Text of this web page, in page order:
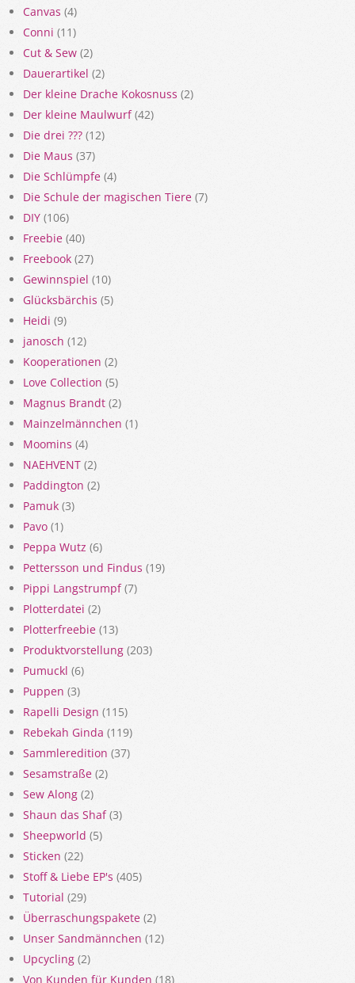
Canvas (4)
Conni (11)
Cut & Sew (2)
Dauerartikel (2)
Der kleine Drache Kokosnuss (2)
Der kleine Maulwurf(42)
Die drei ??? (12)
Die Maus (37)
Die Schlümpfe (4)
Die Schule der magischen Tiere (7)
DIY (106)
Freebie (40)
Freebook (27)
Gewinnspiel (10)
Glücksbärchis (5)
Heidi (9)
janosch (12)
Kooperationen (2)
Love Collection (5)
Magnus Brandt (2)
Mainzelmännchen (1)
Moomins (4)
NAEHVENT (2)
Paddington (2)
Pamuk (3)
Pavo (1)
Peppa Wutz (6)
Pettersson und Findus (19)
Pippi Langstrumpf(7)
Plotterdatei (2)
Plotterfreebie (13)
Produktvorstellung (203)
Pumuckl (6)
Puppen (3)
Rapelli Design (115)
Rebekah Ginda (119)
Sammleredition (37)
Sesamstraße (2)
Sew Along (2)
Shaun das Shaf(3)
Sheepworld (5)
Sticken (22)
Stoff & Liebe EP's (405)
Tutorial (29)
Überraschungspakete (2)
Unser Sandmännchen (12)
Upcycling (2)
Von Kunden für Kunden (18)